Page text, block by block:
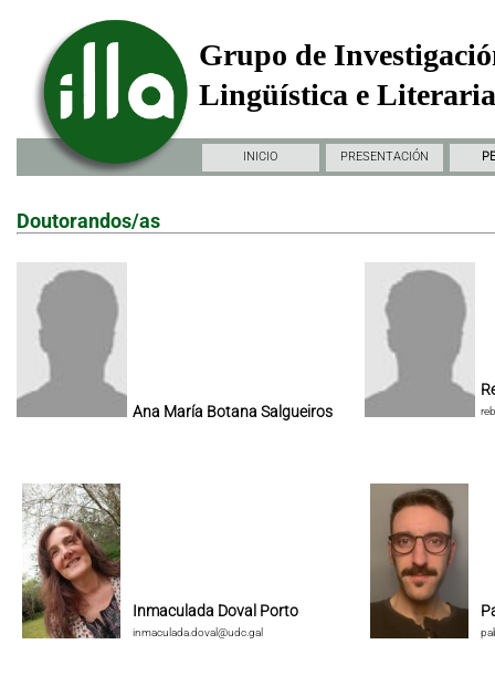
Grupo de
Lingüística e
INICIO PRESENTACIÓN
Doutorandos/as
Ana María Botana Salgueiros
Inmaculada Doval Porto
inmaculada.doval@udc.gal